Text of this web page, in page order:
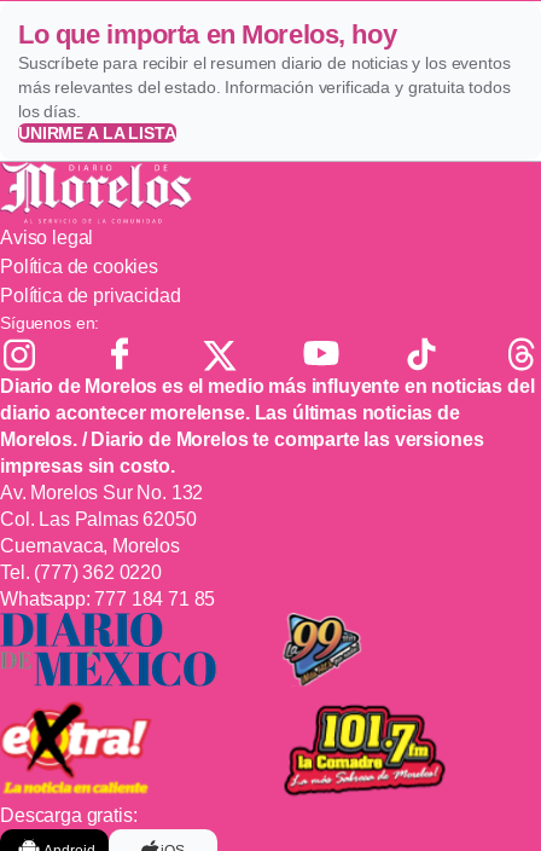
Lo que importa en Morelos, hoy
Suscríbete para recibir el resumen diario de noticias y los eventos
más relevantes del estado. Información verificada y gratuita todos
los días.
UNIRME A LA LISTA
Aviso legal
Política de cookies
Política de privacidad
Síguenos en:
Diario de Morelos es el medio más influyente en noticias del
diario acontecer morelense. Las últimas noticias de
Morelos. / Diario de Morelos te comparte las versiones
impresas sin costo.
Av. Morelos Sur No. 132
Col. Las Palmas 62050
Cuernavaca, Morelos
Tel. (777) 362 0220
Whatsapp:777 184 71 85
Descarga gratis: